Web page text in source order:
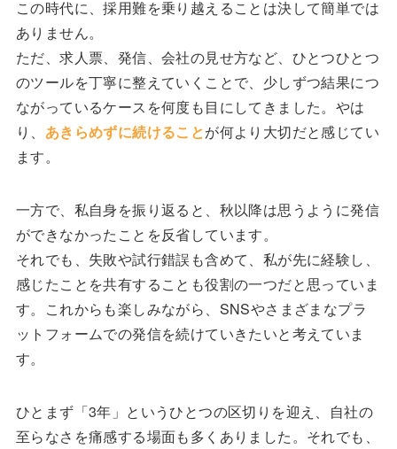
この時代に、採用難を乗り越えることは決して簡単では
ありません。
ただ、求人票、発信、会社の見せ方など、ひとつひとつ
のツールを丁寧に整えていくことで、少しずつ結果につ
ながっているケースを何度も目にしてきました。やは
り、 あきらめずに続けることが何より大切だと感じてい
ます。
一方で、私自身を振り返ると、秋以降は思うように発信
ができなかったことを反省しています。
それでも、失敗や試行錯誤も含めて、私が先に経験し、
感じたことを共有することも役割の一つだと思っていま
す。これからも楽しみながら、SNSやさまざまなプラ
ットフォームでの発信を続けていきたいと考えていま
す。
ひとまず「3年」というひとつの区切りを迎え、自社の
至らなさを痛感する場面も多くありました。それでも、